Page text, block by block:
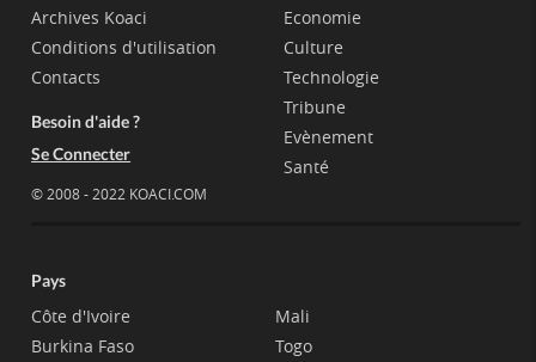
Archives Koaci
Conditions d'utilisation
Contacts
Besoin d'aide ?
Se Connecter
© 2008 - 2022 KOACI.COM
Economie
Culture
Technologie
Tribune
Evènement
Santé
Pays
Côte d'Ivoire
Burkina Faso
Mali
Togo